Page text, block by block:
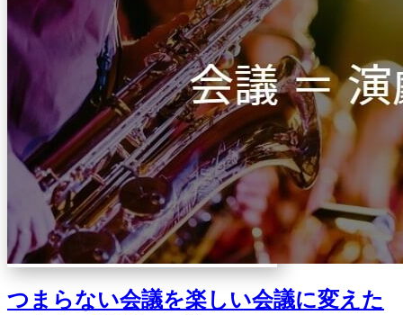
つまらない会議を楽しい会議に変えた